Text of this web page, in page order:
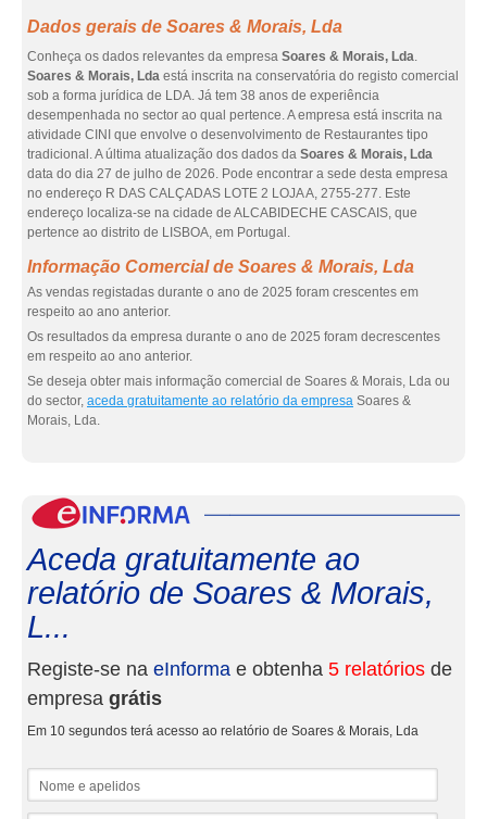
Dados gerais de Soares & Morais, Lda
Conheça os dados relevantes da empresa Soares & Morais, Lda.
Soares & Morais, Lda está inscrita na conservatória do registo comercial
sob a forma jurídica de LDA. Já tem 38 anos de experiência
desempenhada no sector ao qual pertence. A empresa está inscrita na
atividade CINI que envolve o desenvolvimento de Restaurantes tipo
tradicional. A última atualização dos dados da Soares & Morais, Lda
data do dia 27 de julho de 2026. Pode encontrar a sede desta empresa
no endereço R DAS CALÇADAS LOTE 2 LOJA A, 2755-277. Este
endereço localiza-se na cidade de ALCABIDECHE CASCAIS, que
pertence ao distrito de LISBOA, em Portugal.
Informação Comercial de Soares & Morais, Lda
As vendas registadas durante o ano de 2025 foram crescentes em
respeito ao ano anterior.
Os resultados da empresa durante o ano de 2025 foram decrescentes
em respeito ao ano anterior.
Se deseja obter mais informação comercial de Soares & Morais, Lda ou
do sector, aceda gratuitamente ao relatório da empresa Soares &
Morais, Lda.
Aceda gratuitamente ao
relatório de Soares & Morais,
L...
Registe-se na eInforma e obtenha 5 relatórios de
empresa grátis
Em 10 segundos terá acesso ao relatório de Soares & Morais, Lda